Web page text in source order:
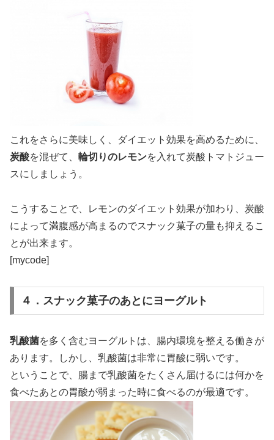
これをさらに美味しく、ダイエット効果を高めるために、
炭酸を混ぜて、 輪切りのレモンを入れて炭酸トマトジュー
スにしましょう。
こうすることで、レモンのダイエット効果が加わり、炭酸
によって満腹感が高まるのでスナック菓子の量も抑えるこ
とが出来ます。
[mycode]
４．スナック菓子のあとにヨーグルト
乳酸菌を多く含むヨーグルトは、腸内環境を整える働きが
あります。しかし、乳酸菌は非常に胃酸に弱いです。
ということで、腸まで乳酸菌をたくさん届けるには何かを
食べたあとの胃酸が弱まった時に食べるのが最適です。